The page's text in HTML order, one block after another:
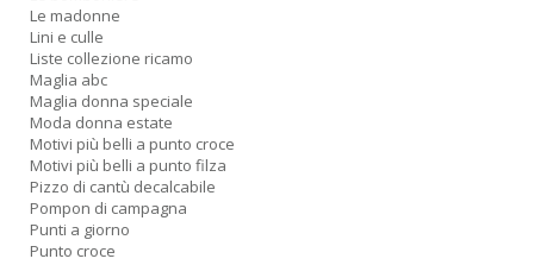
Le madonne
Lini e culle
Liste collezione ricamo
Maglia abc
Maglia donna speciale
Moda donna estate
Motivi più belli a punto croce
Motivi più belli a punto filza
Pizzo di cantù decalcabile
Pompon di campagna
Punti a giorno
Punto croce